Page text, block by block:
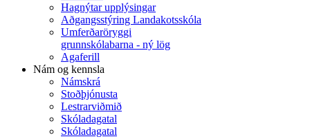
Hagnýtar upplýsingar
Aðgangsstýring Landakotsskóla
Umferðaröryggi
grunnskólabarna - ný lög
Agaferill
Nám og kennsla
Námskrá
Stoðþjónusta
Lestrarviðmið
Skóladagatal
Skóladagatal